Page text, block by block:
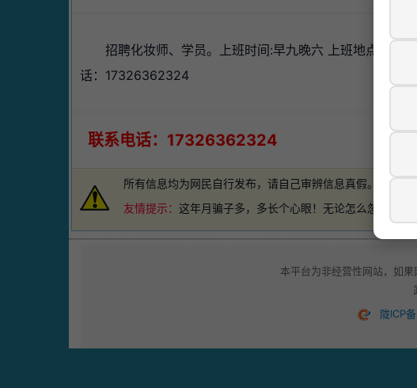
招聘化妆师、学员。上班时间:早九晚六 上班地点:天一
话：17326362324
联系电话：17326362324
所有信息均为网民自行发布，请自己审辨信息真假。 如有
友情提示： 这年月骗子多，多长个心眼！无论怎么忽悠，不
本平台为非经营性网站，如
陇ICP